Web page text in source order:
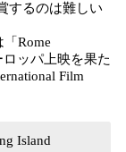
するのは難しい
Rome
ロッパ上映を果た
Film
Island